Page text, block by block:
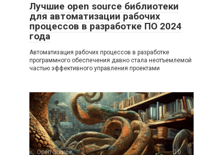
Лучшие open source библиотеки
для автоматизации рабочих
процессов в разработке ПО 2024
года
Автоматизация рабочих процессов в разработке
программного обеспечения давно стала неотъемлемой
частью эффективного управления проектами
Open Source 0